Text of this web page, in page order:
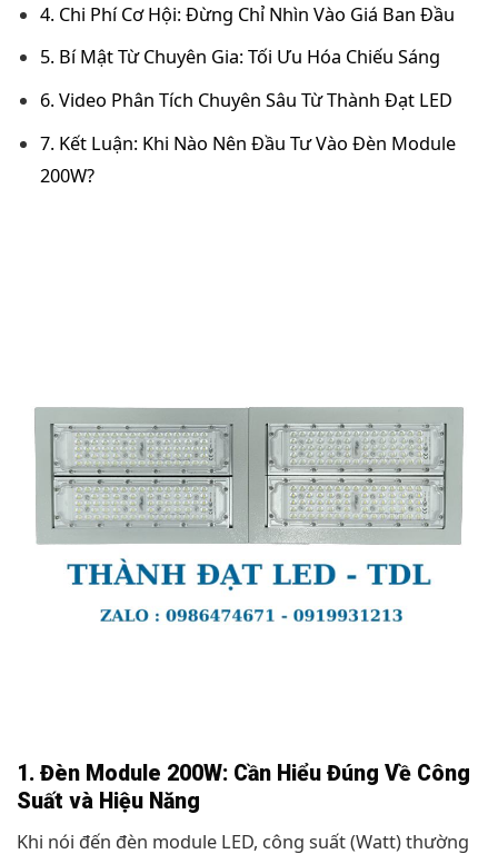
4. Chi Phí Cơ Hội: Đừng Chỉ Nhìn Vào Giá Ban Đầu
5. Bí Mật Từ Chuyên Gia: Tối Ưu Hóa Chiếu Sáng
6. Video Phân Tích Chuyên Sâu Từ Thành Đạt LED
7. Kết Luận: Khi Nào Nên Đầu Tư Vào Đèn Module
200W?
1. Đèn Module 200W: Cần Hiểu Đúng Về Công
Suất và Hiệu Năng
Khi nói đến đèn module LED, công suất (Watt) thường